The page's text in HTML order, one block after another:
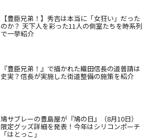
【豊臣兄弟！】秀吉は本当に「女狂い」だった
のか？ 天下人を彩った11人の側室たちを時系列
で一挙紹介
『豊臣兄弟！』で描かれた織田信長の道普請は
史実？信長が実施した街道整備の施策を紹介
鳩サブレーの豊島屋が『鳩の日』（8月10日）
限定グッズ詳細を発表！今年はシリコンポーチ
「はとっこ」